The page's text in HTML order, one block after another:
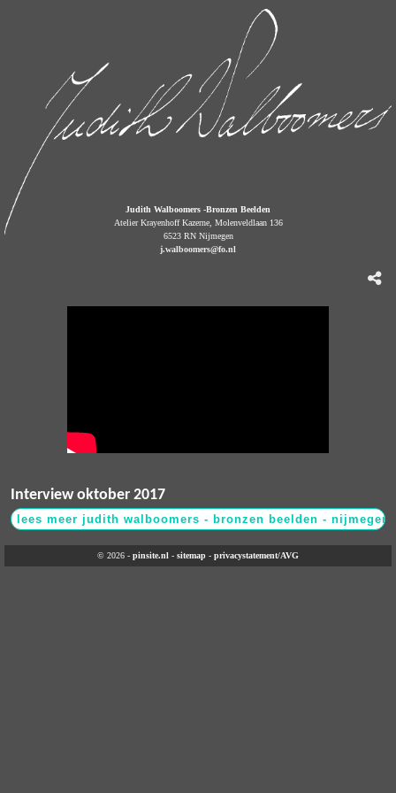
Judith Walboomers -Bronzen Beelden
Atelier Krayenhoff Kazerne, Molenveldlaan 136
6523 RN Nijmegen
j.walboomers@fo.nl
Interview oktober 2017
© 2026 - pinsite.nl - sitemap - privacystatement/AVG